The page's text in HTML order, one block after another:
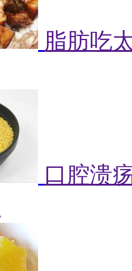
脂肪吃
口腔溃